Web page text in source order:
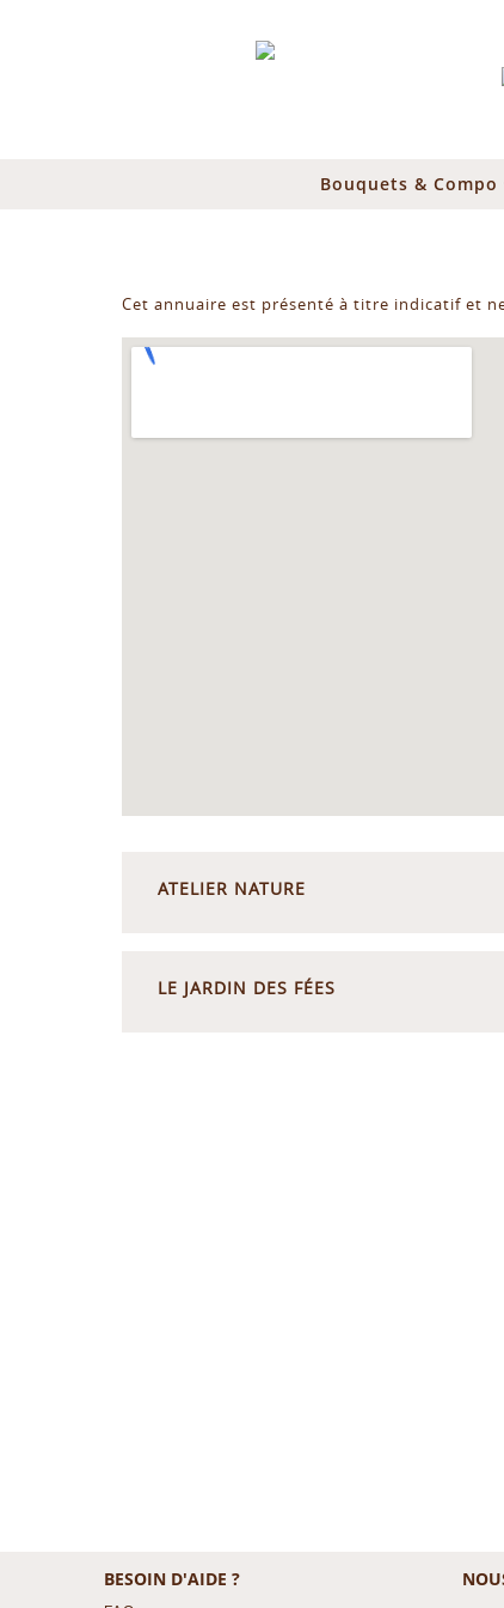
Bouquets & Compo
Cet annuaire est présenté à titre indicatif et
ATELIER NATURE
LE JARDIN DES FÉES
BESOIN D'AIDE ?